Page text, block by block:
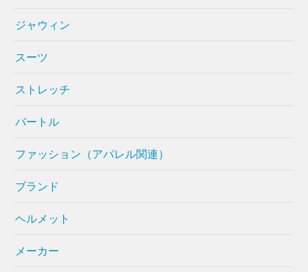
ジャウィン
スーツ
ストレッチ
バートル
ファッション（アパレル関連）
ブランド
ヘルメット
メーカー